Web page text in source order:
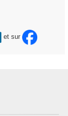
et sur